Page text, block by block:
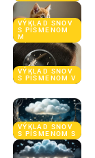
VÝKLAD SNOV
S PÍSMENOM
M
VÝKLAD SNOV
S PÍSMENOM V
VÝKLAD SNOV
S PÍSMENOM S